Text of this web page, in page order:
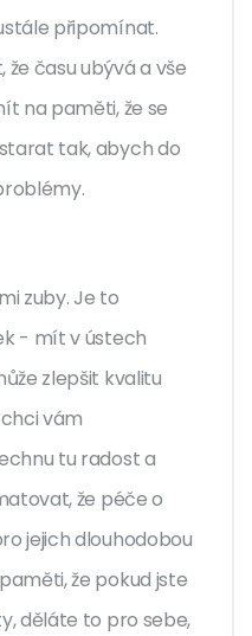
připomínat.
času ubývá a vše
na paměti, že se
tak, abych do
zuby. Je to
- mít v ústech
zlepšit kvalitu
vám
tu radost a
že péče o
jejich dlouhodobou
že pokud jste
děláte to pro sebe,